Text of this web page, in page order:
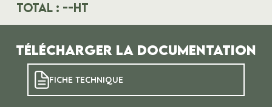
Total : --HT
Télécharger la documentation
FICHE TECHNIQUE